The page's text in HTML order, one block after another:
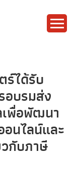
ร์ได้รับ
อบรมส่ง
เพื่อพัฒนา
นไลน์และ
กับภาษี